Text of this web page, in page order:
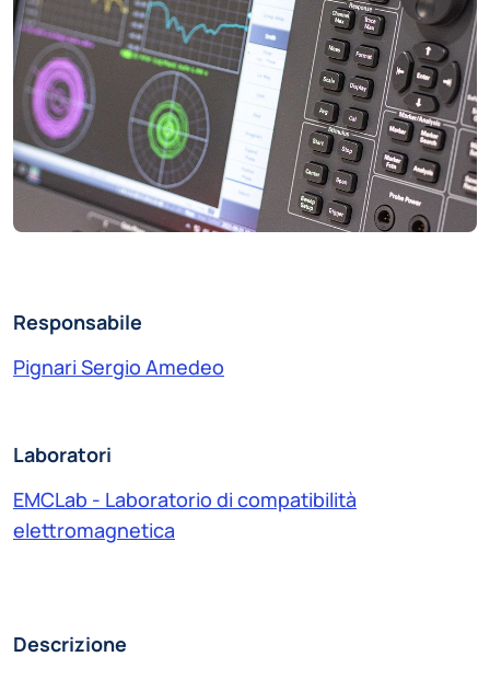
Responsabile
Pignari Sergio Amedeo
Laboratori
EMCLab - Laboratorio di compatibilità
elettromagnetica
Descrizione